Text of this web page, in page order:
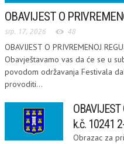
OBAVIJEST O
srp. 17, 2026 48
OBAVIJEST O PRIVREMENOJ
Obavještavamo vas da će se u
povodom održavanja Festivala
provoditi...
k.č. 10241
Obrazac za